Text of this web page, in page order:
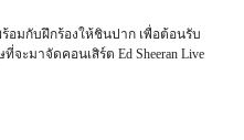
ร้อมกับฝึกร้องให้ชินปาก เพื่อต้อนรับ
ะมาจัดคอนเสิร์ต Ed Sheeran Live